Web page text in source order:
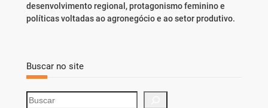
desenvolvimento regional, protagonismo feminino e
políticas voltadas ao agronegócio e ao setor produtivo.
Buscar no site
S